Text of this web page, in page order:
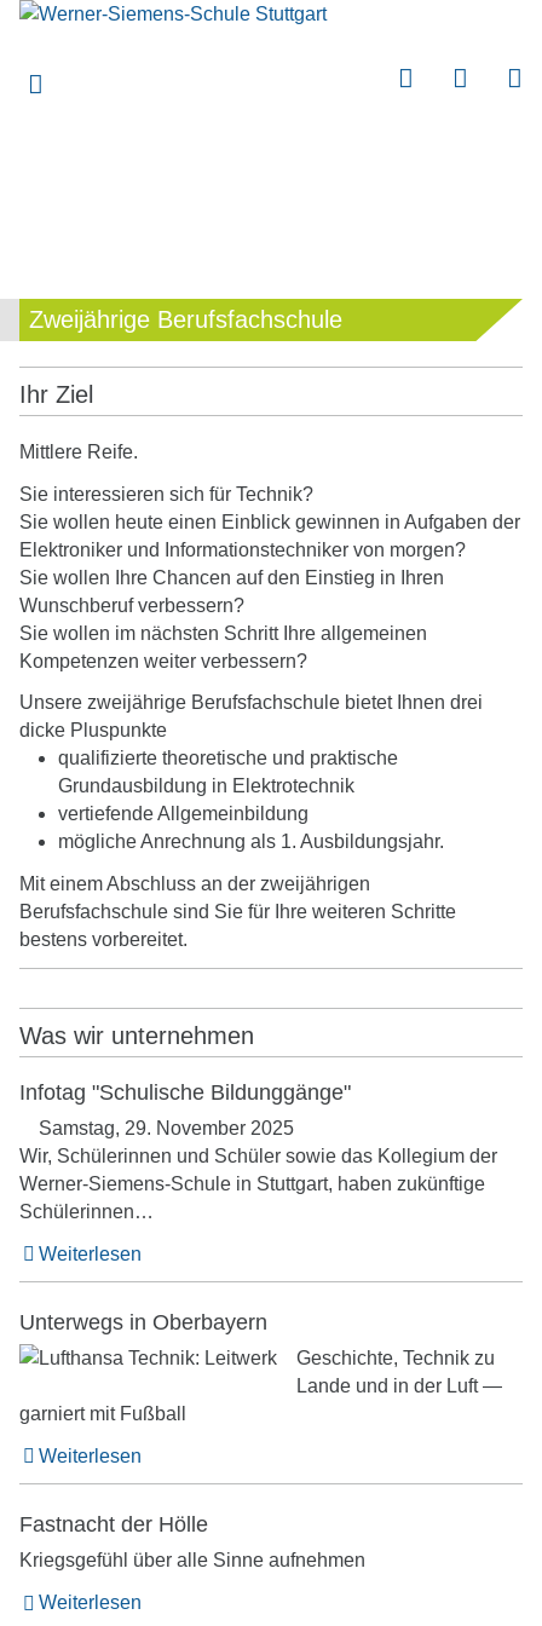
Zweijährige Berufsfachschule
Ihr Ziel
Mittlere Reife.
Sie interessieren sich für Technik?
Sie wollen heute einen Einblick gewinnen in Aufgaben der
Elektroniker und Informationstechniker von morgen?
Sie wollen Ihre Chancen auf den Einstieg in Ihren
Wunschberuf verbessern?
Sie wollen im nächsten Schritt Ihre allgemeinen
Kompetenzen weiter verbessern?
Unsere zweijährige Berufsfachschule bietet Ihnen drei
dicke Pluspunkte
qualifizierte theoretische und praktische
Grundausbildung in Elektrotechnik
vertiefende Allgemeinbildung
mögliche Anrechnung als 1. Ausbildungsjahr.
Mit einem Abschluss an der zweijährigen
Berufsfachschule sind Sie für Ihre weiteren Schritte
bestens vorbereitet.
Was wir unternehmen
Infotag "Schulische Bildunggänge"
Samstag, 29. November 2025
Wir, Schülerinnen und Schüler sowie das Kollegium der
Werner-Siemens-Schule in Stuttgart, haben zukünftige
Schülerinnen…
Weiterlesen
Unterwegs in Oberbayern
Geschichte, Technik zu
Lande und in der Luft —
garniert mit Fußball
Weiterlesen
Fastnacht der Hölle
Kriegsgefühl über alle Sinne aufnehmen
Weiterlesen